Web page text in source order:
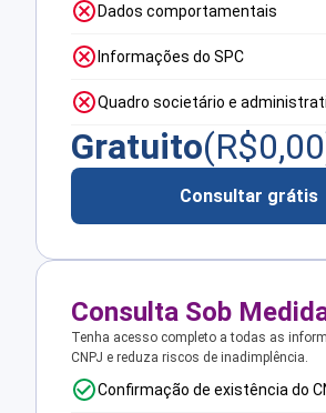
Dados comportamentais
Informações do SPC
Quadro societário e
Gratuito(R$0,00
Consultar grátis
Consulta Sob
Tenha acesso completo a todas as
CNPJ e reduza riscos de inadimplência.
Confirmação de existência do